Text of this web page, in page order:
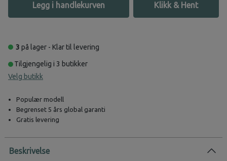
Legg i handlekurven Klikk & Hent
3 på lager - Klar til levering
Tilgjengelig i 3 butikker
Velg butikk
Populær modell
Begrenset 5 års global garanti
Gratis levering
Beskrivelse